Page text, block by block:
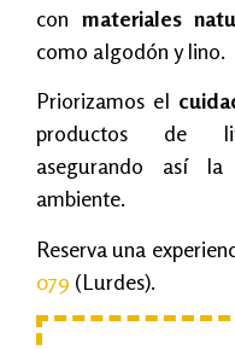
con materiales
como algodón y lino.
Priorizamos el
productos de
asegurando así la
ambiente.
Reserva una
079 (Lurdes).